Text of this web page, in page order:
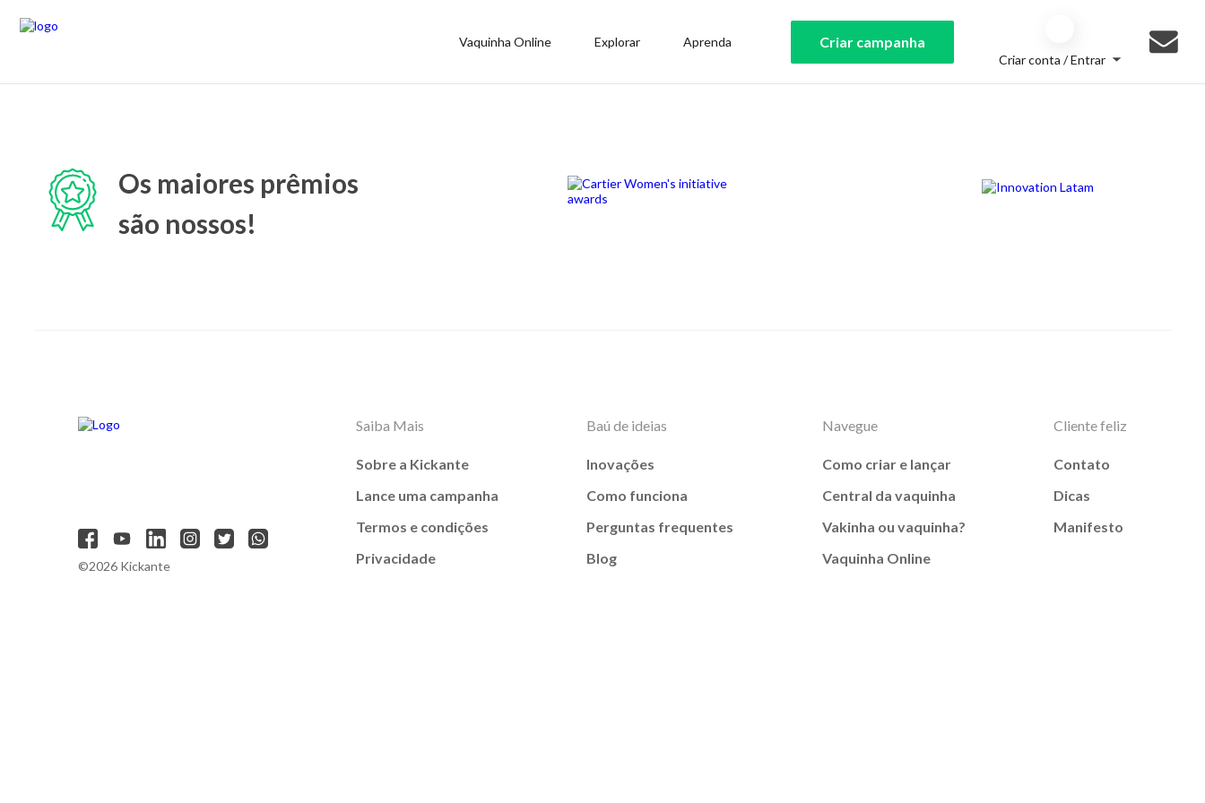
Vaquinha Online Explorar Aprenda Criar campanha
Criar conta / Entrar
Os maiores prêmios
são nossos!
©2026 Kickante
Saiba Mais
Sobre a Kickante
Lance uma campanha
Termos e condições
Privacidade
Baú de ideias
Inovações
Como funciona
Perguntas frequentes
Blog
Navegue
Como criar e lançar
Central da vaquinha
Vakinha ou vaquinha?
Vaquinha Online
Cliente feliz
Contato
Dicas
Manifesto